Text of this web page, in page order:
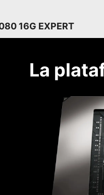
16G EXPERT
La